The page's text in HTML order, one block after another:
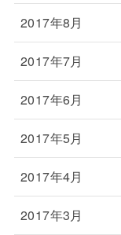
2017年8月
2017年7月
2017年6月
2017年5月
2017年4月
2017年3月